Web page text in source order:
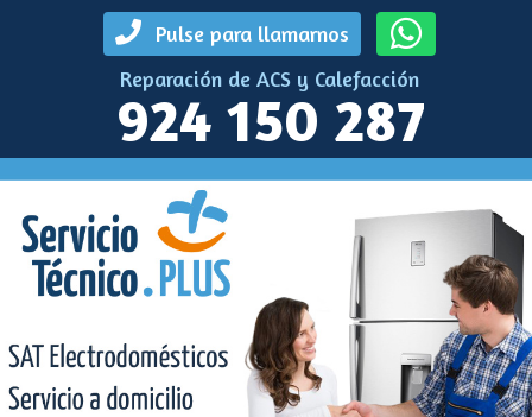
Pulse para llamarnos
Reparación de ACS y Calefacción
924 150 287